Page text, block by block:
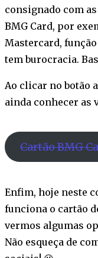
consignado com
BMG Card, por
Mastercard,
tem burocracia.
Ao clicar no botão
ainda conhecer as
Cartão BMG
Enfim, hoje neste
funciona o cartão
vermos algumas
Não esqueça de